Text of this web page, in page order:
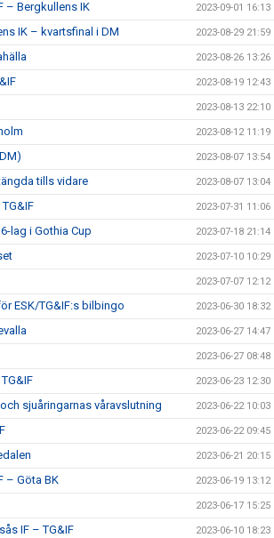
– Bergkullens IK 2023-09-01 16:13
IK – kvartsfinal i DM 2023-08-29 21:59
2023-08-26 13:26
2023-08-19 12:43
2023-08-13 22:10
2023-08-12 11:19
2023-08-07 13:54
tills vidare 2023-08-07 13:04
2023-07-31 11:06
lag i Gothia Cup 2023-07-18 21:14
2023-07-10 10:29
2023-07-07 12:12
ESK/TG&IF:s bilbingo 2023-06-30 18:32
2023-06-27 14:47
2023-06-27 08:48
2023-06-23 12:30
sjuåringarnas våravslutning 2023-06-22 10:03
2023-06-22 09:45
2023-06-21 20:15
– Göta BK 2023-06-19 13:12
2023-06-17 15:25
IF – TG&IF 2023-06-10 18:23